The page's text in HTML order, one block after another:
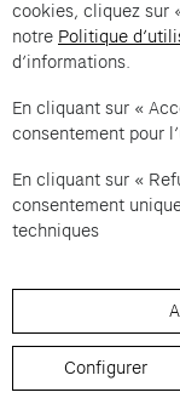
Imprint of the
General terms and
Cookie settings
Support(opens in a
cookies, cliquez sur
notre Politique
d’informations.
En cliquant sur «
consentement pour
En cliquant sur «
consentement
techniques
Configurer